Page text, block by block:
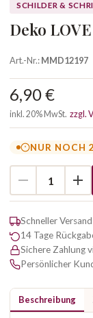
SCHILDER &
Deko LOVE
Art.-Nr.:MMD12197
6,90 €
inkl. 20% MwSt. zzgl.
NUR NOCH
Schneller
14 Tage
Sichere Zahlung
Persönlicher
Beschreibung